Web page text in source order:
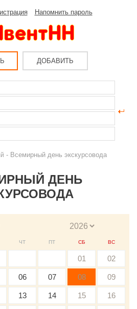
Напомнить пароль
ДОБАВИТЬ
- Всемирный день экскурсовода
ДЕНЬ
ЧТ ПТ СБ ВС
01 02
06 07 08 09
13 14 15 16